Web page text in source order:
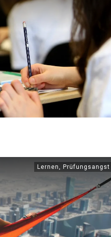
Lernen, Prüfungsangst